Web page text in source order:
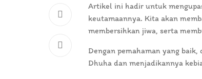
Artikel ini hadir untuk
keutamaannya. Kita akan
membersihkan jiwa, serta
Dengan pemahaman yang
Dhuha dan menjadikannya